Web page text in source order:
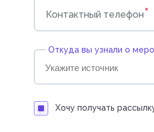
Контактный телефон*
Откуда вы узнали о
Хочу получать